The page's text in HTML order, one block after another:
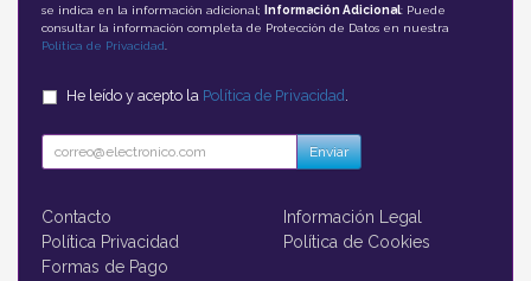
se indica en la información adicional;
Información Adicional: Puede
consultar la información completa de Protección de Datos en nuestra
Política de Privacidad
He leído y acepto la Política de Privacidad
Enviar
Contacto
Información Legal
Política Privacidad
Política de Cookies
Formas de Pago